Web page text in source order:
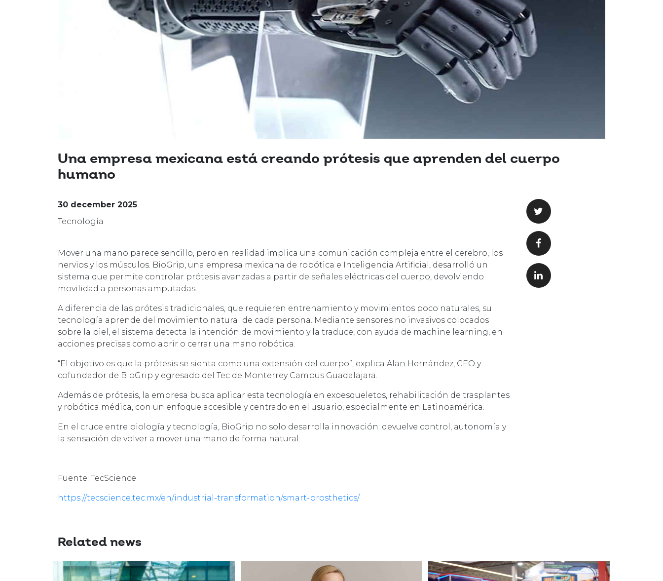
Una empresa mexicana está creando prótesis que aprenden del cuerpo
humano
30 december 2025
Tecnología
Mover una mano parece sencillo, pero en realidad implica una comunicación compleja entre el cerebro, los
nervios y los músculos. BioGrip, una empresa mexicana de robótica e Inteligencia Artificial, desarrolló un
sistema que permite controlar prótesis avanzadas a partir de señales eléctricas del cuerpo, devolviendo
movilidad a personas amputadas.
A diferencia de las prótesis tradicionales, que requieren entrenamiento y movimientos poco naturales, su
tecnología aprende del movimiento natural de cada persona. Mediante sensores no invasivos colocados
sobre la piel, el sistema detecta la intención de movimiento y la traduce, con ayuda de machine learning, en
acciones precisas como abrir o cerrar una mano robótica.
“El objetivo es que la prótesis se sienta como una extensión del cuerpo”, explica Alan Hernández, CEO y
cofundador de BioGrip y egresado del Tec de Monterrey Campus Guadalajara.
Además de prótesis, la empresa busca aplicar esta tecnología en exoesqueletos, rehabilitación de trasplantes
y robótica médica, con un enfoque accesible y centrado en el usuario, especialmente en Latinoamérica.
En el cruce entre biología y tecnología, BioGrip no solo desarrolla innovación: devuelve control, autonomía y
la sensación de volver a mover una mano de forma natural.
Fuente: TecScience
https://tecscience.tec.mx/en/industrial-transformation/smart-prosthetics/
Related news